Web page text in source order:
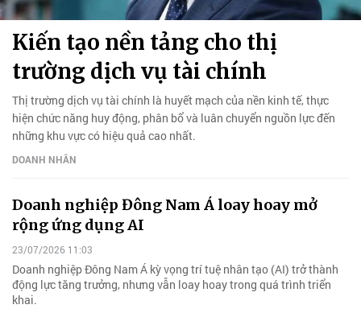
Kiến tạo nền tảng cho thị
trường dịch vụ tài chính
Thị trường dịch vụ tài chính là huyết mạch của nền kinh tế, thực
hiện chức năng huy động, phân bổ và luân chuyển nguồn lực đến
những khu vực có hiệu quả cao nhất.
DOANH NHÂN
Doanh nghiệp Đông Nam Á loay hoay mở
rộng ứng dụng AI
23/07/2026 11:03
Doanh nghiệp Đông Nam Á kỳ vọng trí tuệ nhân tạo (AI) trở thành
động lực tăng trưởng, nhưng vẫn loay hoay trong quá trình triển
khai.